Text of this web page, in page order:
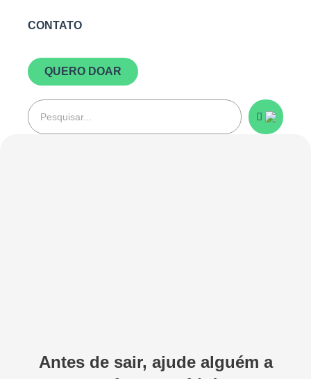
CONTATO
QUERO DOAR
Antes de sair, ajude alguém a